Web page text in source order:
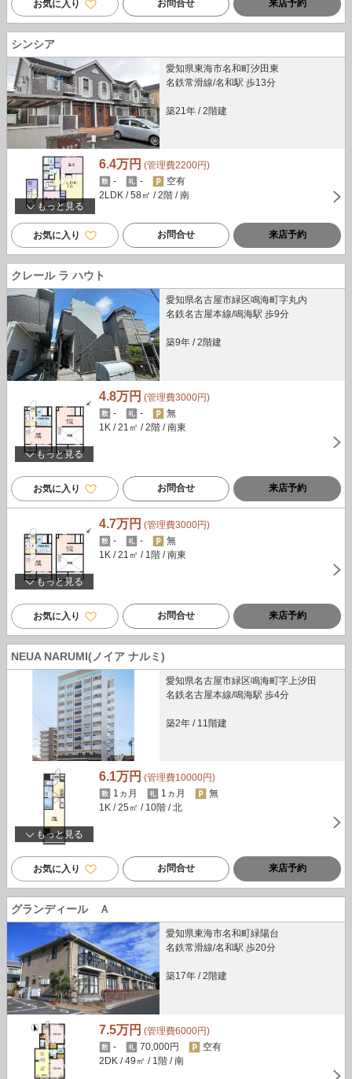
お気に入り お問合せ 来店予約
シンシア
愛知県東海市名和町汐田東
名鉄常滑線/名和駅 歩13分
築21年 / 2階建
もっと見る
6.4万円 (管理費2200円)
-
-
空有
2LDK / 58㎡ / 2階 / 南
お気に入り お問合せ 来店予約
クレール ラ ハウト
愛知県名古屋市緑区鳴海町字丸内
名鉄名古屋本線/鳴海駅 歩9分
築9年 / 2階建
もっと見る
4.8万円 (管理費3000円)
-
-
無
1K / 21㎡ / 2階 / 南東
お気に入り お問合せ 来店予約
もっと見る
4.7万円 (管理費3000円)
-
-
無
1K / 21㎡ / 1階 / 南東
お気に入り お問合せ 来店予約
NEUA NARUMI(ノイア ナルミ)
愛知県名古屋市緑区鳴海町字上汐田
名鉄名古屋本線/鳴海駅 歩4分
築2年 / 11階建
もっと見る
6.1万円 (管理費10000円)
1ヵ月
1ヵ月
無
1K / 25㎡ / 10階 / 北
お気に入り お問合せ 来店予約
グランディール Ａ
愛知県東海市名和町緑陽台
名鉄常滑線/名和駅 歩20分
築17年 / 2階建
7.5万円 (管理費6000円)
-
70,000円
空有
2DK / 49㎡ / 1階 / 南